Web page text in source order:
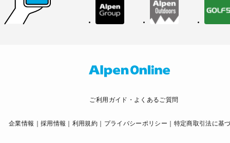
ご利用ガイド・よくあるご質問
企業情報 採用情報 利用規約 プライバシーポリシー 特定商取引法に基